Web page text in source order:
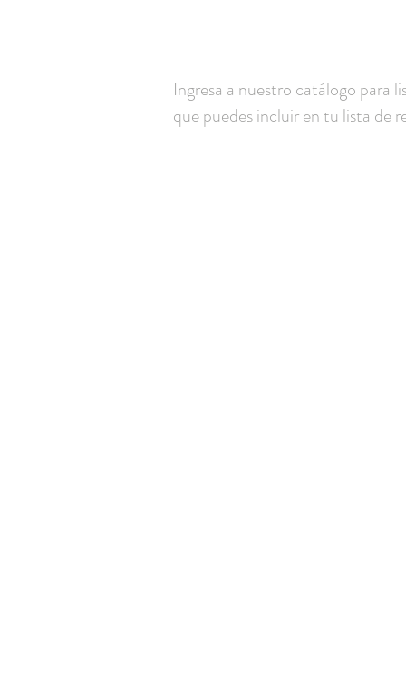
Ingresa a nuestro catálogo para
que puedes incluir en tu lista de